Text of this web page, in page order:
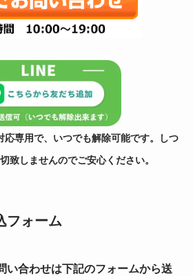
応専用で、いつでも解除可能です。しつ
致しませんのでご安心ください。
フォーム
い合わせは下記のフォームから送